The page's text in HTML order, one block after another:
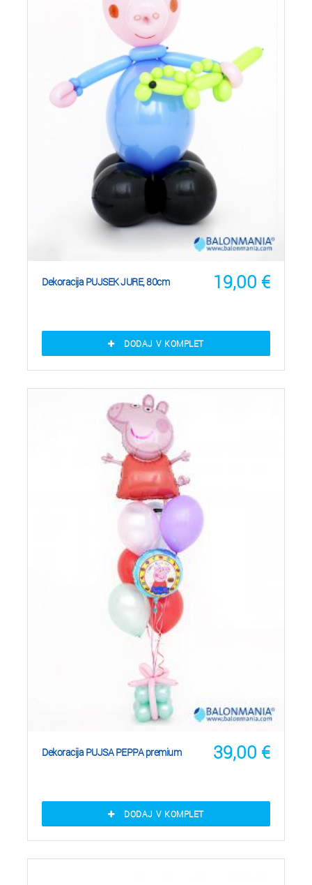
19,00 €
Dekoracija PUJSEK JURE, 80cm
DODAJ V KOMPLET
39,00 €
Dekoracija PUJSA PEPPA premium
DODAJ V KOMPLET